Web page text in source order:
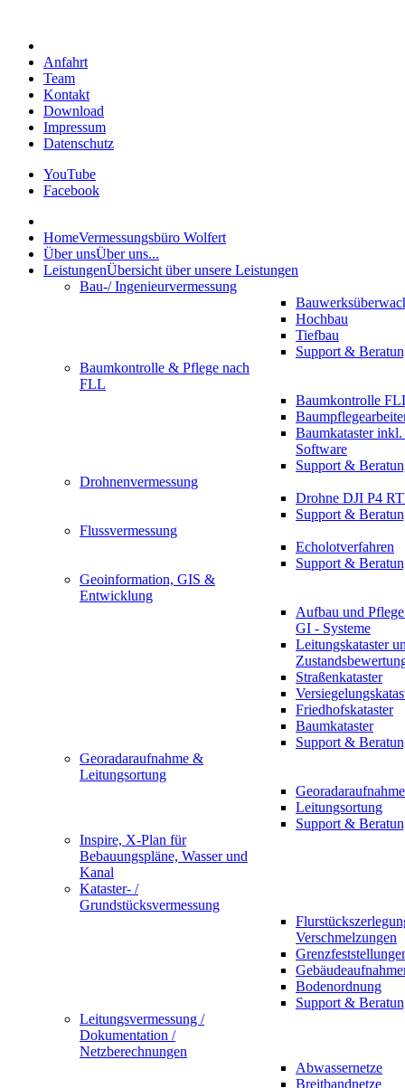
Anfahrt
Team
Kontakt
Download
Impressum
Datenschutz
YouTube
Facebook
HomeVermessungsbüro Wolfert
Über unsÜber uns...
LeistungenÜbersicht über unsere Leistungen
Bau-/ Ingenieurvermessung
Hochbau
Tiefbau
Support &
Baumkontrolle & Pflege nach
FLL
Baumkontrolle
Baumkataster
Software
Support &
Drohnenvermessung
Drohne DJI P4
Support &
Flussvermessung
Echolotverfahren
Support &
Geoinformation, GIS &
Entwicklung
Aufbau und
GI - Systeme
Leitungskataster
Straßenkataster
Friedhofskataster
Baumkataster
Support &
Georadaraufnahme &
Leitungsortung
Georadaraufnahme
Leitungsortung
Support &
Inspire, X-Plan für
Bebauungspläne, Wasser und
Kanal
Kataster- /
Grundstücksvermessung
Verschmelzungen
Bodenordnung
Support &
Leitungsvermessung /
Dokumentation /
Netzberechnungen
Abwassernetze
Breitbandnetze